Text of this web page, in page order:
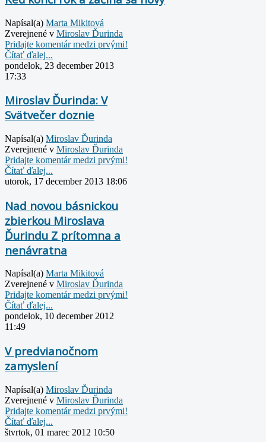
Napísal(a) Marta Mikitová
Zverejnené v Miroslav Ďurinda
Pridajte komentár medzi prvými!
Čítať ďalej...
pondelok, 23 december 2013
17:33
Miroslav Ďurinda: V
Svätvečer doznie
Napísal(a) Miroslav Ďurinda
Zverejnené v Miroslav Ďurinda
Pridajte komentár medzi prvými!
Čítať ďalej...
utorok, 17 december 2013 18:06
Nad novou básnickou
zbierkou Miroslava
Ďurindu Z prítomna a
nenávratna
Napísal(a) Marta Mikitová
Zverejnené v Miroslav Ďurinda
Pridajte komentár medzi prvými!
Čítať ďalej...
pondelok, 10 december 2012
11:49
V predvianočnom
zamyslení
Napísal(a) Miroslav Ďurinda
Zverejnené v Miroslav Ďurinda
Pridajte komentár medzi prvými!
Čítať ďalej...
štvrtok, 01 marec 2012 10:50